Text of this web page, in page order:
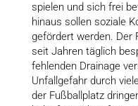
spielen und sich frei
hinaus sollen soziale
gefördert werden. Der
seit Jahren täglich
fehlenden Drainage
Unfallgefahr durch
der Fußballplatz